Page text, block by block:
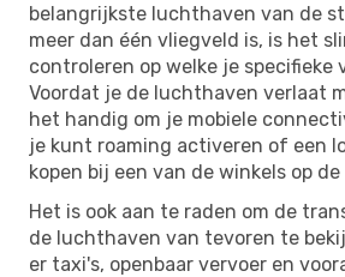
belangrijkste luchthaven van de
meer dan één vliegveld is, is het
controleren op welke je specifieke
Voordat je de luchthaven verlaat
het handig om je mobiele
je kunt roaming activeren of een
kopen bij een van de winkels op
Het is ook aan te raden om de
de luchthaven van tevoren te
er taxi's, openbaar vervoer en